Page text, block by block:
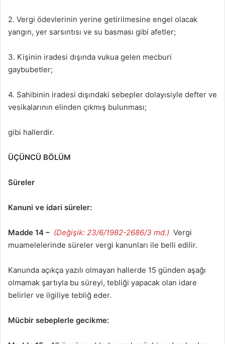
2. Vergi ödevlerinin yerine getirilmesine engel olacak
yangın, yer sarsıntısı ve su basması gibi afetler;
3. Kişinin iradesi dışında vukua gelen mecburi
gaybubetler;
4. Sahibinin iradesi dışındaki sebepler dolayısiyle defter ve
vesikalarının elinden çıkmış bulunması;
gibi hallerdir.
ÜÇÜNCÜ BÖLÜM
Süreler
Kanuni ve idari süreler:
Madde 14 – (Değişik: 23/6/1982-2686/3 md.) Vergi
muamelelerinde süreler vergi kanunları ile belli edilir.
Kanunda açıkça yazılı olmayan hallerde 15 günden aşağı
olmamak şartıyla bu süreyi, tebliği yapacak olan idare
belirler ve ilgiliye tebliğ eder.
Mücbir sebeplerle gecikme: